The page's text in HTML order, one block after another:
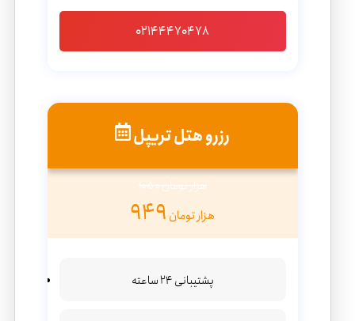
02144470478
رزرو هتل تریپل
1050 هزار تومان
949 هزار تومان
پشتیبانی 24 ساعته